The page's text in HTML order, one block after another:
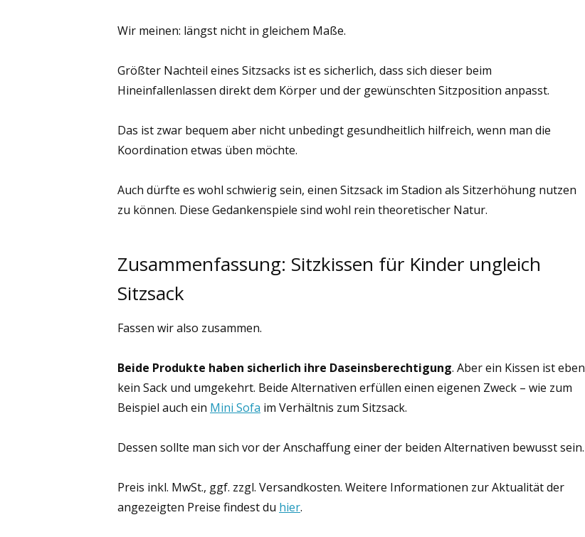
Wir meinen: längst nicht in gleichem Maße.
Größter Nachteil eines Sitzsacks ist es sicherlich, dass sich dieser beim
Hineinfallenlassen direkt dem Körper und der gewünschten Sitzposition anpasst.
Das ist zwar bequem aber nicht unbedingt gesundheitlich hilfreich, wenn man die
Koordination etwas üben möchte.
Auch dürfte es wohl schwierig sein, einen Sitzsack im Stadion als Sitzerhöhung nutzen
zu können. Diese Gedankenspiele sind wohl rein theoretischer Natur.
Zusammenfassung: Sitzkissen für Kinder ungleich
Sitzsack
Fassen wir also zusammen.
Beide Produkte haben sicherlich ihre Daseinsberechtigung. Aber ein Kissen ist eben
kein Sack und umgekehrt. Beide Alternativen erfüllen einen eigenen Zweck – wie zum
Beispiel auch ein Mini Sofa im Verhältnis zum Sitzsack.
Dessen sollte man sich vor der Anschaffung einer der beiden Alternativen bewusst sein.
Preis inkl. MwSt., ggf. zzgl. Versandkosten. Weitere Informationen zur Aktualität der
angezeigten Preise findest du hier.